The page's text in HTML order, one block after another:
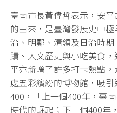
臺南市長黃偉哲表示，安
的由來，是臺灣發展史中
治、明鄭、清領及日治時
蹟、人文歷史與小吃美食
平亦新增了許多打卡熱點
處五彩繽紛的博物館，吸
400，「上一個400年，臺
時代的崛起；下一個400年